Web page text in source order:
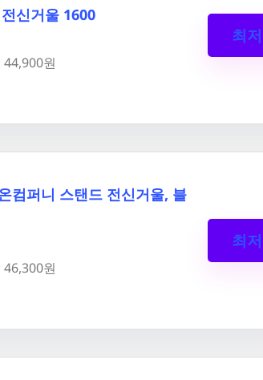
신거울 1600
44,900원
최
컴퍼니 스탠드 전신거울, 블
46,300원
최